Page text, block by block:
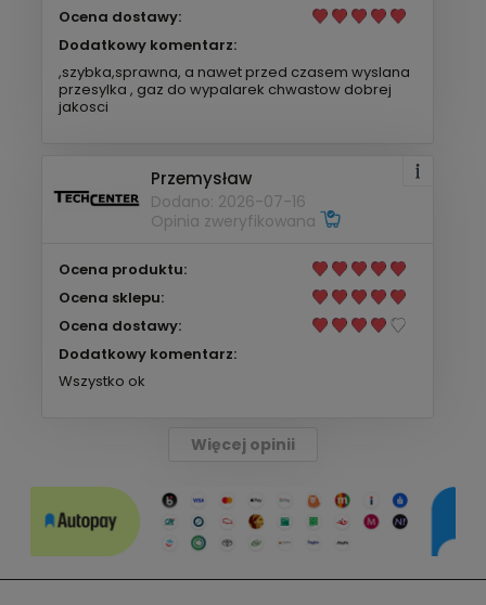
Ocena dostawy:
Dodatkowy komentarz:
,szybka,sprawna, a nawet przed czasem wyslana
przesylka , gaz do wypalarek chwastow dobrej
jakosci
Przemysław
Dodano: 2026-07-16
Opinia zweryfikowana
Ocena produktu:
Ocena sklepu:
Ocena dostawy:
Dodatkowy komentarz:
Wszystko ok
Więcej opinii